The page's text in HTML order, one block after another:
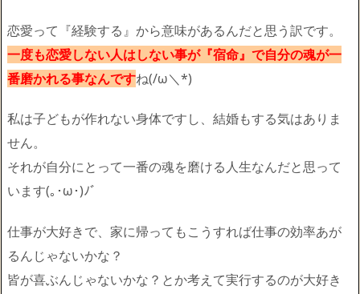
恋愛って『経験する』から意味があるんだと思う訳です。
一度も恋愛しない人はしない事が『宿命』で自分の魂が一
番磨かれる事なんですね(/ω＼*)
私は子どもが作れない身体ですし、結婚もする気はありま
せん。
それが自分にとって一番の魂を磨ける人生なんだと思って
います(｡･ω･)ﾉﾞ
仕事が大好きで、家に帰ってもこうすれば仕事の効率あが
るんじゃないかな？
皆が喜ぶんじゃないかな？とか考えて実行するのが大好き